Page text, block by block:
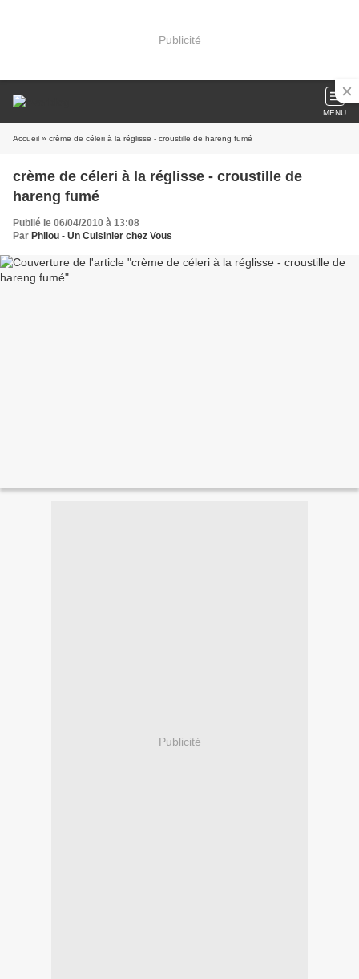
Publicité
MENU
Accueil » crème de céleri à la réglisse - croustille de hareng fumé
crème de céleri à la réglisse - croustille de
hareng fumé
Publié le 06/04/2010 à 13:08
Par Philou - Un Cuisinier chez Vous
Publicité